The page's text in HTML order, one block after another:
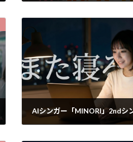
2026年7月10日
2026年5月2日